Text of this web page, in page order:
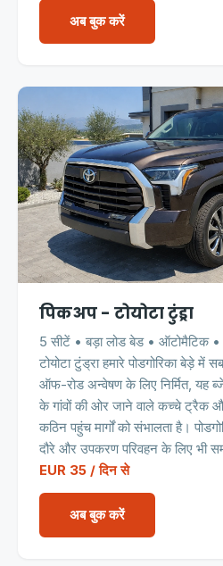
अब बुक करें
पिकअप - टोयोटा टुंड्रा
5 सीटें • बड़ा लोड बेड • ऑटोमैटिक
टोयोटा टुंड्रा हमारे पोडगोरिका बेड़े में
ऑफ-रोड अन्वेषण के लिए निर्मित, यह
के गांवों की ओर जाने वाले कच्चे ट्रैक
कठिन पहुंच मार्गों को संभालता है।
दौरे और उपकरण परिवहन के लिए भी
EUR 35 / दिन से
अब बुक करें